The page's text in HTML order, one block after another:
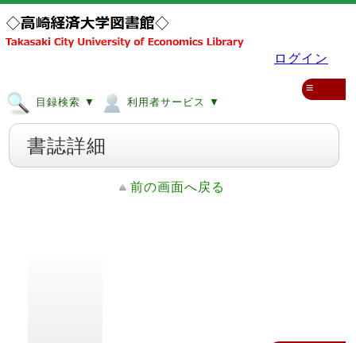
ログイン
目録検索 ▼ 利用者サービス ▼
≡
書誌詳細
前の画面へ戻る